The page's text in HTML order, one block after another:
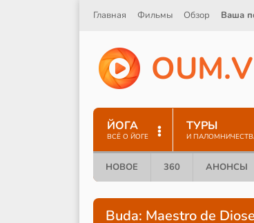
Главная Фильмы Обзор Ваша
OUM.V
ЙОГА
ВСЁ О ЙОГЕ
ТУРЫ
И
НОВОЕ 360 АНОНСЫ
Buda: Maestro de